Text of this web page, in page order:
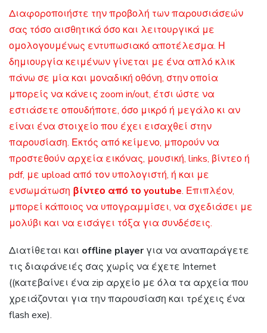
Διαφοροποιήστε την προβολή των παρουσιάσεών
σας τόσο αισθητικά όσο και λειτουργικά με
ομολογουμένως εντυπωσιακό αποτέλεσμα. Η
δημιουργία κειμένων γίνεται με ένα απλό κλικ
πάνω σε μία και μοναδική οθόνη, στην οποία
μπορείς να κάνεις zoom in/out, έτσι ώστε να
εστιάσετε οπουδήποτε, όσο μικρό ή μεγάλο κι αν
είναι ένα στοιχείο που έχει εισαχθεί στην
παρουσίαση. Εκτός από κείμενο, μπορούν να
προστεθούν αρχεία εικόνας, μουσική, links, βίντεο ή
pdf, με upload από τον υπολογιστή, ή και με
ενσωμάτωση βίντεο από το youtube. Επιπλέον,
μπορεί κάποιος να υπογραμμίσει, να σχεδιάσει με
μολύβι και να εισάγει τόξα για συνδέσεις.
Διατίθεται και offline playerγια να αναπαράγετε
τις διαφάνειές σας χωρίς να έχετε Internet
((κατεβαίνει ένα zip αρχείο με όλα τα αρχεία που
χρειάζονται για την παρουσίαση και τρέχεις ένα
flash exe).